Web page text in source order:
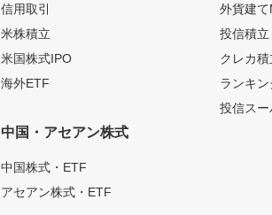
信用取引
米株積立
米国株式IPO
海外ETF
中国・アセアン株式
中国株式・ETF
アセアン株式・ETF
外貨建
投信積立
クレカ積
ランキン
投信ス